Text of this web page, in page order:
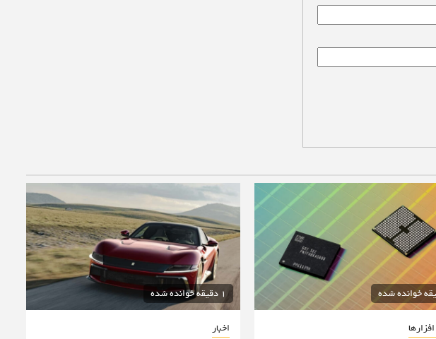
1 دقیقه خوانده شده
اخبار